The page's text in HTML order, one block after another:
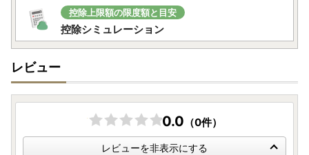
～問い合わせについて～
JTBふるさと納税コールセンター
お問い合わせフォーム：https://faq.furu-po.com/helpdes
k?category_id=231&site_domain=furusato
営業時間：10：00～17：00（1/1～1/3を除く）
商品不具合などのお問い合わせも、こちらのお問い合わせ先
レビューへの書き込みでは対応できませんのでご了承願いま
控除上限額の限度額と目安
控除シミュレーション
レビュー
0.0 （0件）
レビューを非表示にする